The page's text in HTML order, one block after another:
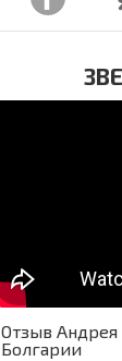
Отзыв
Болгарии